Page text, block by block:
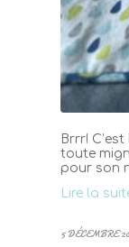
Brrr!
toute
pour son
Lire la
5 DÉCEMBRE